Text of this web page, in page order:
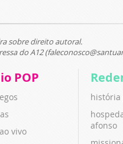
sobre direito autoral.
do A12
POP
vivo
história
afonso